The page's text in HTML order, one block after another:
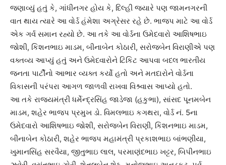
જણાવ્યું હતું કે, ગાંધીનગર હોય કે, દિલ્હી જ્યારે પણ જામનગરની
વાત થાય ત્યારે આ વોર્ડ હંમેશા અગ્રેસર રહે છે. ભાજપ માટે આ વોર્ડ
એક ગર્વ સમાન રહ્યો છે. આ તકે આ વોર્ડના ઉમેદવારો આશિષભાઇ
જોશી, કિશનભાઇ માડમ, બીનાબેન કોઠારી, સરોજબેન વિરાણીએ પણ
વક્તવ્ય આપ્યું હતું અને ઉમેદવારોને ટિકિટ આપવા બદલ ભારતીય
જનતા પાર્ટીનો આભાર વ્યક્ત કર્યો હતો અને મતદારોને વોર્ડના
વિકાસની પરંપરા આગળ જાળવી રાખવા વિશ્ર્વાસ આપ્યો હતો.
આ તકે રાજ્યમંત્રી ધર્મેન્દ્રસિંહ જાડેજા (હકુભા), સાંસદ પૂનમબેન
માડમ, શહેર ભાજપ પ્રમુખ ડો. વિમલભાઇ કગથરા, વોર્ડ નં. 5ના
ઉમેદવારો આશિષભાઇ જોશી, સરોજબેન વિરાણી, કિશનભાઇ માડમ,
બીનાબેન કોઠારી, શહેર ભાજપ મહામંત્રી પ્રકાશભાઇ બાંભણીયા,
ખુમાનસિંહ સરવૈયા, જીતુભાઇ લાલ, પરમાણંદભાઇ ખટ્ટર, બિપીનભાઇ